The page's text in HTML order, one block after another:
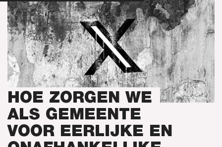
HOE ZORGEN WE
ALS GEMEENTE
VOOR EERLIJKE EN
ONZE MENSEN
KOM IN ACTIE
Nieuws
Agenda
Afdeling